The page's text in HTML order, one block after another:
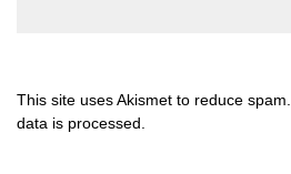
This site uses Akismet to reduce spam.
data is processed.